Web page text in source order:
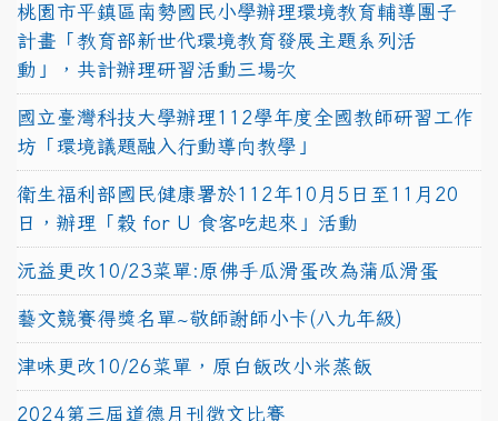
桃園市平鎮區南勢國民小學辦理環境教育輔導團子
計畫「教育部新世代環境教育發展主題系列活
動」，共計辦理研習活動三場次
國立臺灣科技大學辦理112學年度全國教師研習工作
坊「環境議題融入行動導向教學」
衛生福利部國民健康署於112年10月5日至11月20
日，辦理「穀 for U 食客吃起來」活動
沅益更改10/23菜單:原佛手瓜滑蛋改為蒲瓜滑蛋
藝文競賽得獎名單~敬師謝師小卡(八九年級)
津味更改10/26菜單，原白飯改小米蒸飯
2024第三屆道德月刊徵文比賽